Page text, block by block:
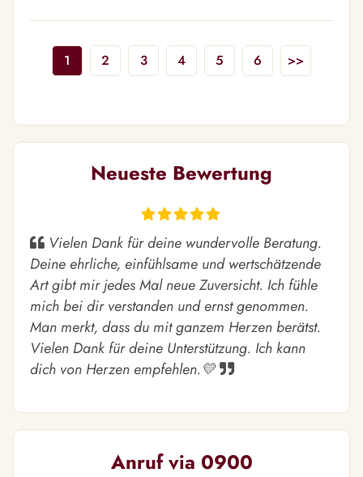
1 2 3 4 5 6 >>
Neueste Bewertung
Vielen Dank für deine wundervolle Beratung.
Deine ehrliche, einfühlsame und wertschätzende
Art gibt mir jedes Mal neue Zuversicht. Ich fühle
mich bei dir verstanden und ernst genommen.
Man merkt, dass du mit ganzem Herzen berätst.
Vielen Dank für deine Unterstützung. Ich kann
dich von Herzen empfehlen.💛
Anruf via 0900